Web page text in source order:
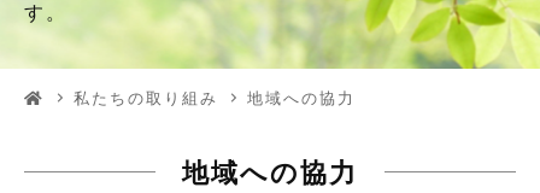
す。
私たちの取り組み 地域への協力
地域への協力